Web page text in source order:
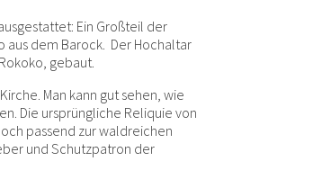
Ein Großteil der
aus dem Barock. Der Hochaltar
gebaut.
Man kann gut sehen, wie
Die ursprüngliche Reliquie von
passend zur waldreichen
und Schutzpatron der